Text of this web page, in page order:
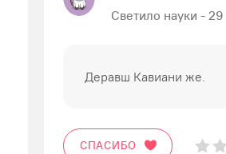
Светило науки -
Деравш Кавиани же.
СПАСИБО